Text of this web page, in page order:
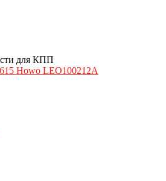
для КПП
Howo LEO100212A